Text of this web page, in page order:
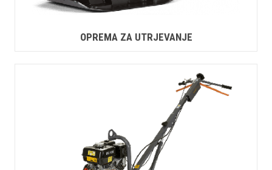
OPREMA ZA UTRJEVANJE